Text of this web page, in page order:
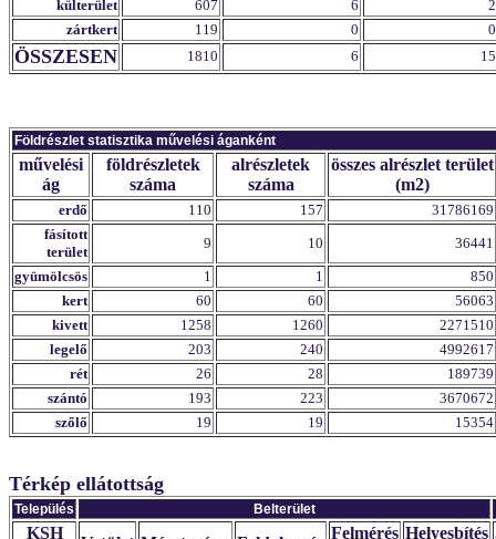
külterület
607 6
2
zártkert
119 0 0
ÖSSZESEN 1810 6 15
Földrészlet statisztika művelési áganként
művelési
ág
földrészletek
száma
alrészletek
száma
összes alrészlet terület
(m2)
erdő 110 157
31786169
fásított
terület
9 10
36441
gyümölcsös
1 1
850
kert
60 60
56063
kivett
1258 1260
2271510
legelő
203 240
4992617
rét
26 28
189739
szántó
193 223
3670672
szőlő
19 19 15354
Térkép ellátottság
Település Belterület
KSH
Felmérés Helyesbítés